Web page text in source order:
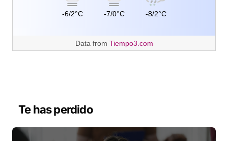
-6/2°C -7/0°C -8/2°C
Data from Tiempo3.com
Te has perdido